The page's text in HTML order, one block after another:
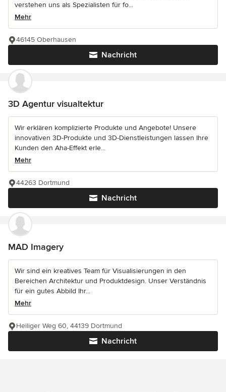
verstehen uns als Spezialisten für fo...
Mehr
Nachricht
46145 Oberhausen
3D Agentur visualtektur
Wir erklären komplizierte Produkte und Angebote! Unsere
innovativen 3D-Produkte und 3D-Dienstleistungen lassen Ihre
Kunden den Aha-Effekt erle...
Mehr
Nachricht
44263 Dortmund
MAD Imagery
Wir sind ein kreatives Team für Visualisierungen in den
Bereichen Architektur und Produktdesign. Unser Verständnis
für ein gutes Abbild Ihr...
Mehr
Nachricht
Heiliger Weg 60, 44139 Dortmund